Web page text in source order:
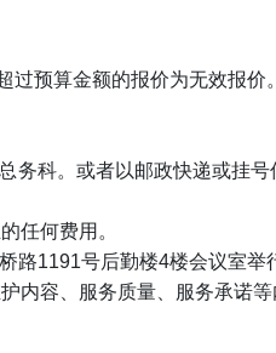
预算金额的报价为无效报价。
务科。或者以邮政快递或挂
任何费用。
1191号后勤楼4楼会议室举
容、服务质量、服务承诺